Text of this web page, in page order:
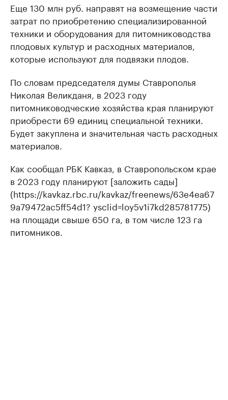
Еще 130 млн руб. направят на возмещение части
затрат по приобретению специализированной
техники и оборудования для питомниководства
плодовых культур и расходных материалов,
которые используют для подвязки плодов.
По словам председателя думы Ставрополья
Николая Великданя, в 2023 году
питомниководческие хозяйства края планируют
приобрести 69 единиц специальной техники.
Будет закуплена и значительная часть расходных
материалов.
Как сообщал РБК Кавказ, в Ставропольском крае
в 2023 году планируют [заложить сады]
(https://kavkaz.rbc.ru/kavkaz/freenews/63e4ea67
9a79472ac5ff54d1? ysclid=loy5v1i7kd285781775)
на площади свыше 650 га, в том числе 123 га
питомников.